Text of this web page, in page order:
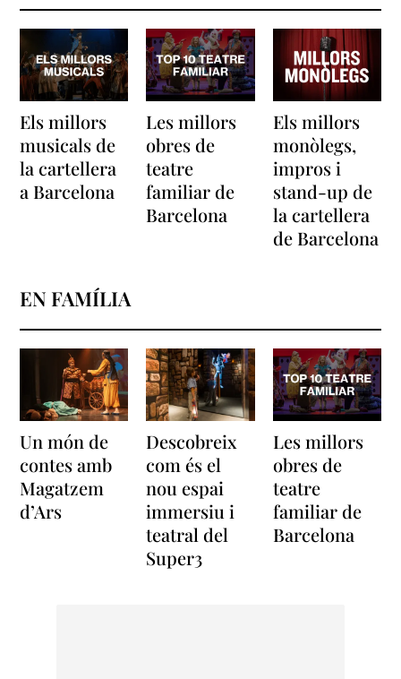
Els millors
musicals de
la cartellera
a Barcelona
Les millors
obres de
teatre
familiar de
Barcelona
Els millors
monòlegs,
impros i
stand-up de
la cartellera
de Barcelona
EN FAMÍLIA
Un món de
contes amb
Magatzem
d’Ars
Descobreix
com és el
nou espai
immersiu i
teatral del
Super3
Les millors
obres de
teatre
familiar de
Barcelona